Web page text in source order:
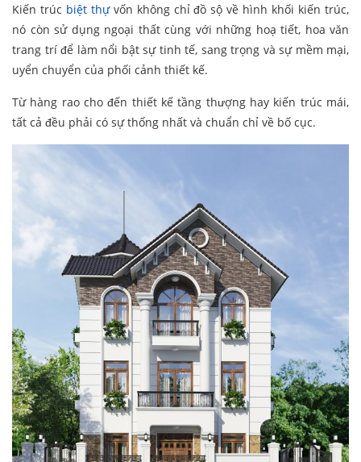
Kiến trúc biệt thựvốn không chỉ đồ sộ về hình khối kiến trúc,
nó còn sử dụng ngoại thất cùng với những hoạ tiết, hoa văn
trang trí để làm nổi bật sự tinh tế, sang trọng và sự mềm mại,
uyển chuyển của phối cảnh thiết kế.
Từ hàng rao cho đến thiết kế tầng thượng hay kiến trúc mái,
tất cả đều phải có sự thống nhất và chuẩn chỉ về bố cục.